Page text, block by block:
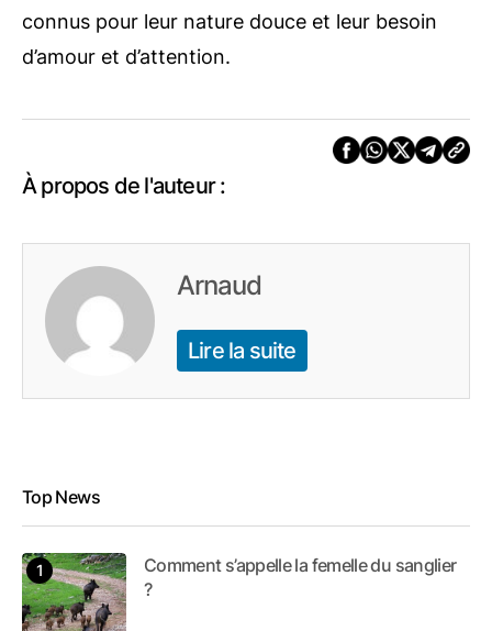
connus pour leur nature douce et leur besoin
d’amour et d’attention.
À propos de l'auteur :
Arnaud
Lire la suite
Top News
Comment s’appelle la femelle du sanglier
?